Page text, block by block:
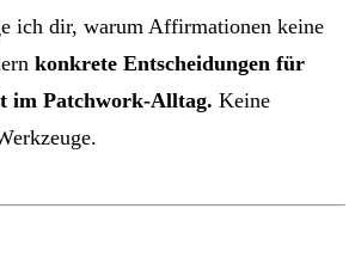
ich dir, warum Affirmationen keine
konkrete Entscheidungen für
im Patchwork-Alltag. Keine